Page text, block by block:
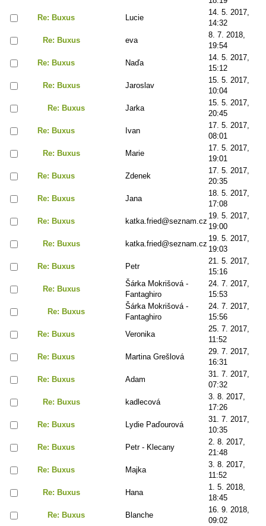
Re: Buxus
Lucie
14. 5. 2017,
14:32
Re: Buxus
eva
8. 7. 2018,
19:54
Re: Buxus
Naďa
14. 5. 2017,
15:12
Re: Buxus
Jaroslav
15. 5. 2017,
10:04
Re: Buxus
Jarka
15. 5. 2017,
20:45
Re: Buxus
Ivan
17. 5. 2017,
08:01
Re: Buxus
Marie
17. 5. 2017,
19:01
Re: Buxus
Zdenek
17. 5. 2017,
20:35
Re: Buxus
Jana
18. 5. 2017,
17:08
Re: Buxus
katka.fried@seznam.cz
19. 5. 2017,
19:00
Re: Buxus
katka.fried@seznam.cz
19. 5. 2017,
19:03
Re: Buxus
Petr
21. 5. 2017,
15:16
Re: Buxus
Šárka Mokrišová -
Fantaghiro
24. 7. 2017,
15:53
Re: Buxus
Šárka Mokrišová -
Fantaghiro
24. 7. 2017,
15:56
Re: Buxus
Veronika
25. 7. 2017,
11:52
Re: Buxus
Martina Grešlová
29. 7. 2017,
16:31
Re: Buxus
Adam
31. 7. 2017,
07:32
Re: Buxus
kadlecová
3. 8. 2017,
17:26
Re: Buxus
Lydie Paďourová
31. 7. 2017,
10:35
Re: Buxus
Petr - Klecany
2. 8. 2017,
21:48
Re: Buxus
Majka
3. 8. 2017,
11:52
Re: Buxus
Hana
1. 5. 2018,
18:45
Re: Buxus
Blanche
16. 9. 2018,
09:02